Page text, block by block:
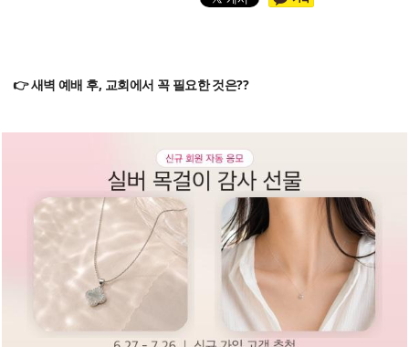
👉 새벽 예배 후, 교회에서 꼭 필요한 것은??